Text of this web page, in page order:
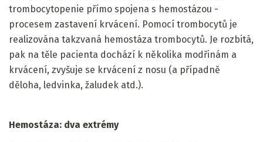
trombocytopenie přímo spojena s hemostázou -
procesem zastavení krvácení. Pomocí trombocytů je
realizována takzvaná hemostáza trombocytů. Je rozbitá,
pak na těle pacienta dochází k několika modřinám a
krvácení, zvyšuje se krvácení z nosu (a případně
děloha, ledvinka, žaludek atd.).
Hemostáza: dva extrémy